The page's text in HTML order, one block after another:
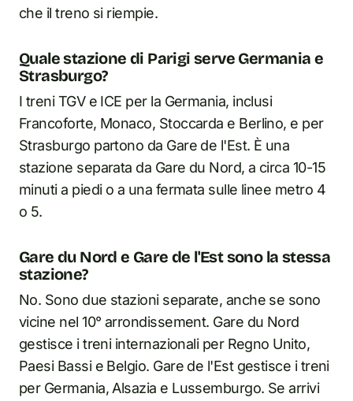
che il treno si riempie.
Quale stazione di Parigi serve Germania e
Strasburgo?
I treni TGV e ICE per la Germania, inclusi
Francoforte, Monaco, Stoccarda e Berlino, e per
Strasburgo partono da Gare de l'Est. È una
stazione separata da Gare du Nord, a circa 10-15
minuti a piedi o a una fermata sulle linee metro 4
o 5.
Gare du Nord e Gare de l'Est sono la stessa
stazione?
No. Sono due stazioni separate, anche se sono
vicine nel 10° arrondissement. Gare du Nord
gestisce i treni internazionali per Regno Unito,
Paesi Bassi e Belgio. Gare de l'Est gestisce i treni
per Germania, Alsazia e Lussemburgo. Se arrivi